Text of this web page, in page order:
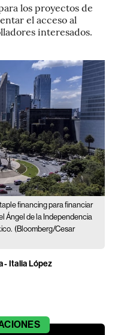
los proyectos de
el acceso al
interesados.
financing para financiar
Ángel de la Independencia
(Bloomberg/Cesar
-Italia López